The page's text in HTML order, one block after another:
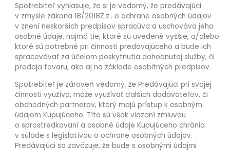
Spotrebiteľ vyhlasuje, že si je vedomý, že predávajúci
v zmysle zákona 18/2018Z.z.. o ochrane osobných údajov
v znení neskorších predpisov spracúva a uschováva jeho
osobné údaje, najmä tie, ktoré sú uvedené vyššie, a/alebo
ktoré sú potrebné pri činnosti predávajúceho a bude ich
spracovávať za účelom poskytnutia dohodnutej služby, či
predaja tovaru, ako aj na základe osobitných predpisov.
Spotrebiteľ je zároveň vedomý, že Predávajúci pri svojej
činnosti využíva, môže využívať ďalších dodávateľov, či
obchodných partnerov, ktorý majú prístup k osobným
údajom Kupujúceho. Títo sú však viazaní zmluvou
o sprostredkovaní a osobné údaje Kupujúceho chránia
v súlade s legislatívou o ochrane osobných údajov.
Predávajúci sa zaväzuje, že bude s osobnými údajmi